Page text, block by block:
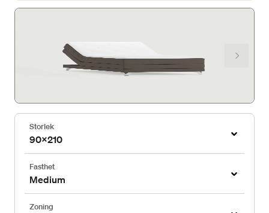
Storlek
90x210
Fasthet
Medium
Zoning